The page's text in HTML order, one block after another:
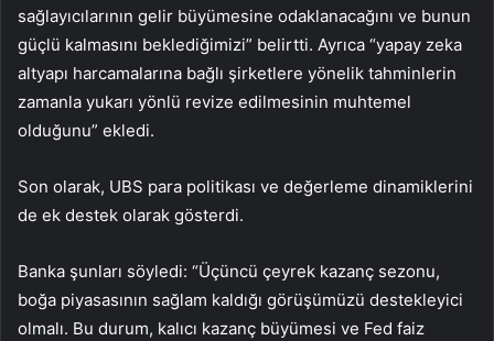
sağlayıcılarının gelir büyümesine odaklanacağını ve bunun
güçlü kalmasını beklediğimizi” belirtti. Ayrıca “yapay zeka
altyapı harcamalarına bağlı şirketlere yönelik tahminlerin
zamanla yukarı yönlü revize edilmesinin muhtemel
olduğunu” ekledi.
Son olarak, UBS para politikası ve değerleme dinamiklerini
de ek destek olarak gösterdi.
Banka şunları söyledi: “Üçüncü çeyrek kazanç sezonu,
boğa piyasasının sağlam kaldığı görüşümüzü destekleyici
olmalı. Bu durum, kalıcı kazanç büyümesi ve Fed faiz